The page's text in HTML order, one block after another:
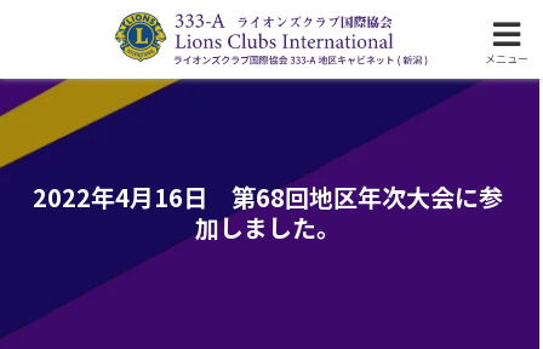
ライオンズクラブ国際協会333-A地区の活動
2022年4月16日 第68回地区年次大会に参
加しました。
メニュー